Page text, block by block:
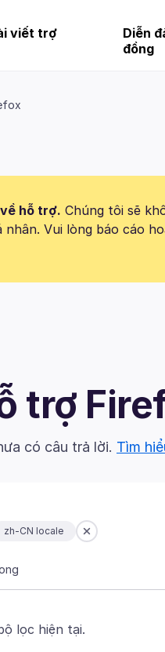
viết trợ
Diễn
đồng
hỗ trợ. Chúng tôi sẽ
nhân. Vui lòng báo cáo
trợ
có câu trả lời. Tìm
zh-CN locale
lọc hiện tại.